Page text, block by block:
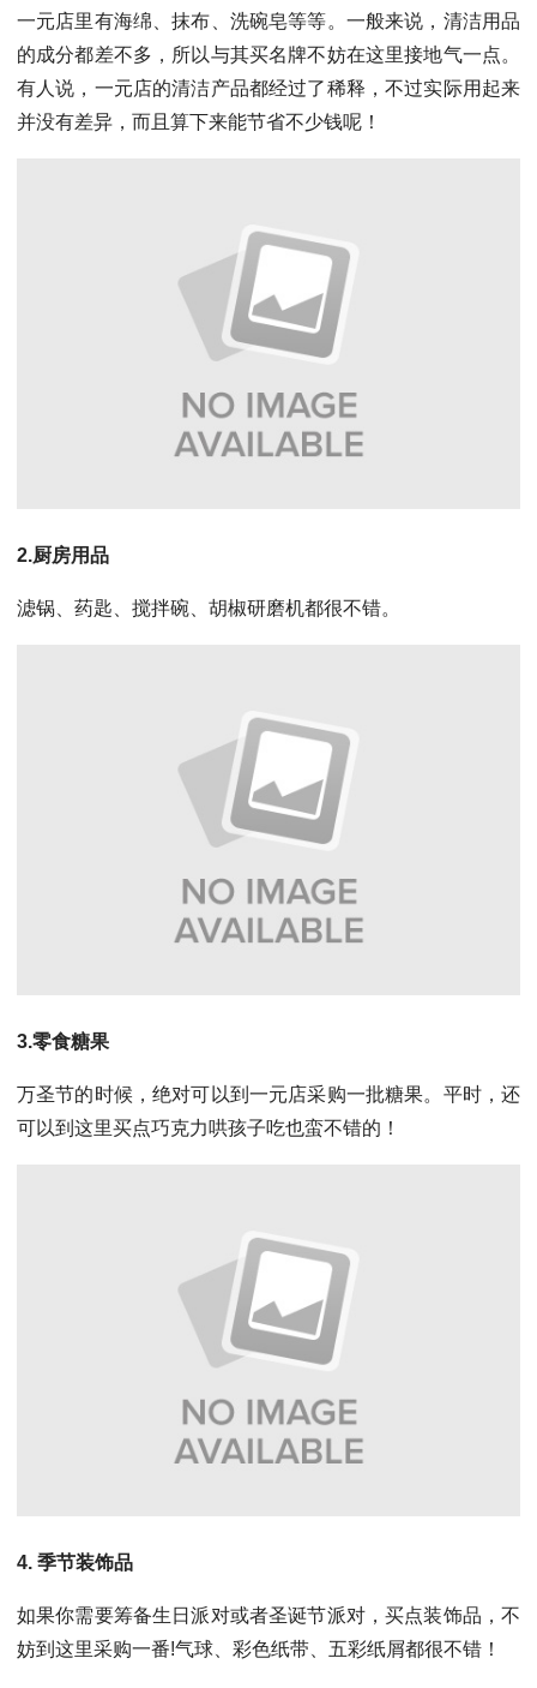
一元店里有海绵、抹布、洗碗皂等等。一般来说，清洁用品
的成分都差不多，所以与其买名牌不妨在这里接地气一点。
有人说，一元店的清洁产品都经过了稀释，不过实际用起来
并没有差异，而且算下来能节省不少钱呢！
2.厨房用品
滤锅、药匙、搅拌碗、胡椒研磨机都很不错。
3.零食糖果
万圣节的时候，绝对可以到一元店采购一批糖果。平时，还
可以到这里买点巧克力哄孩子吃也蛮不错的！
4. 季节装饰品
如果你需要筹备生日派对或者圣诞节派对，买点装饰品，不
妨到这里采购一番!气球、彩色纸带、五彩纸屑都很不错！